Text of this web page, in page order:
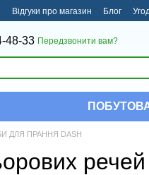
Відгуки про магазин Блог
48-33 Передзвонити вам?
ПОБУТОВА
ДЛЯ ПРАННЯ DASH